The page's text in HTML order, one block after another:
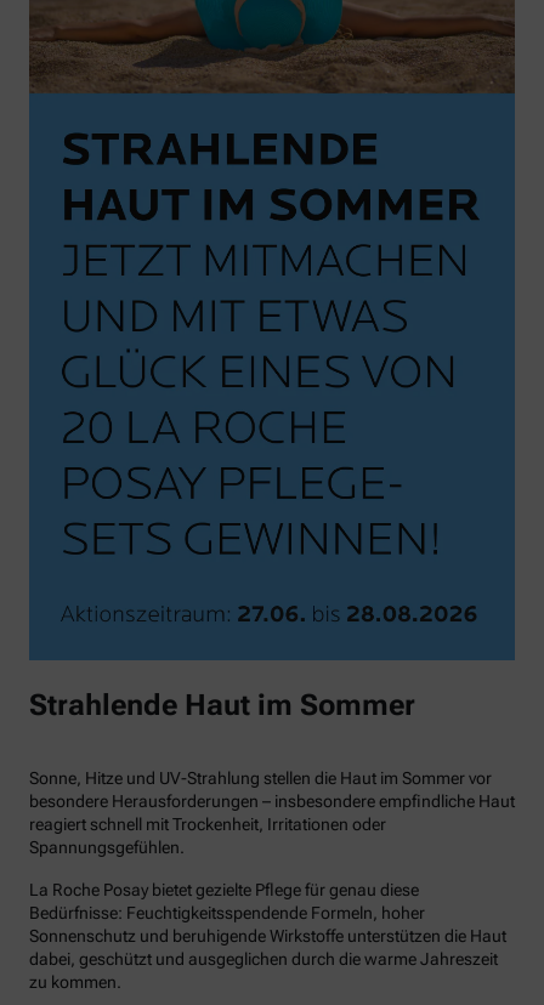
Strahlende Haut im Sommer
Sonne, Hitze und UV-Strahlung stellen die Haut im Sommer vor
besondere Herausforderungen – insbesondere empfindliche Haut
reagiert schnell mit Trockenheit, Irritationen oder
Spannungsgefühlen.
La Roche Posay bietet gezielte Pflege für genau diese
Bedürfnisse: Feuchtigkeitsspendende Formeln, hoher
Sonnenschutz und beruhigende Wirkstoffe unterstützen die Haut
dabei, geschützt und ausgeglichen durch die warme Jahreszeit
zu kommen.